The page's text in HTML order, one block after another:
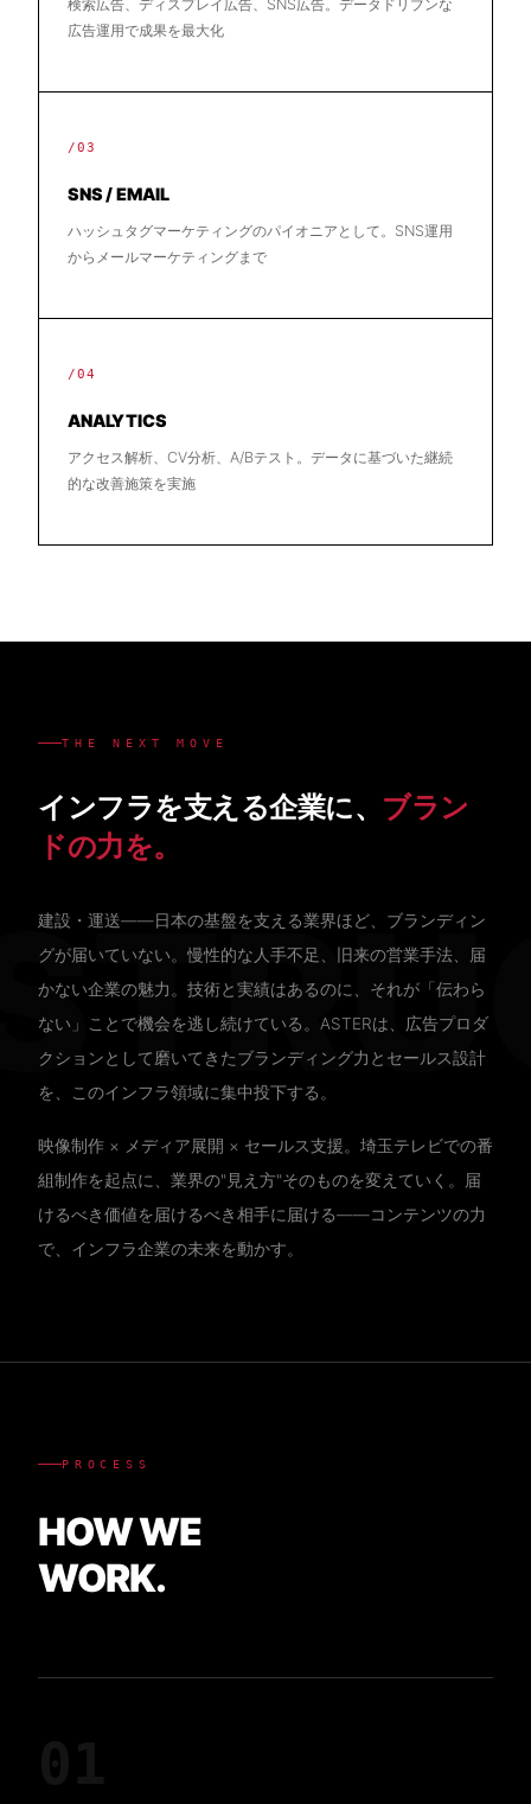
検索広告、ディスプレイ広告、SNS広告。データドリブンな
広告運用で成果を最大化
/03
SNS / EMAIL
ハッシュタグマーケティングのパイオニアとして。SNS運用
からメールマーケティングまで
/04
ANALYTICS
アクセス解析、CV分析、A/Bテスト。データに基づいた継続
的な改善施策を実施
THE NEXT MOVE
インフラを支える企業に、 ブラン
ドの力を。
建設・運送——日本の基盤を支える業界ほど、ブランディン
グが届いていない。慢性的な人手不足、旧来の営業手法、届
かない企業の魅力。技術と実績はあるのに、それが「伝わら
ない」ことで機会を逃し続けている。ASTERは、広告プロダ
クションとして磨いてきたブランディング力とセールス設計
を、このインフラ領域に集中投下する。
映像制作 × メディア展開 × セールス支援。埼玉テレビでの番
組制作を起点に、業界の"見え方"そのものを変えていく。届
けるべき価値を届けるべき相手に届ける——コンテンツの力
で、インフラ企業の未来を動かす。
PROCESS
HOW WE
WORK.